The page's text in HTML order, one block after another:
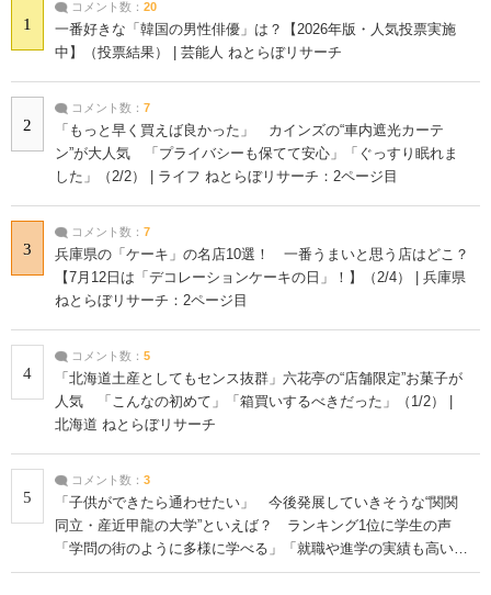
1
コメント数： 20
一番好きな「韓国の男性俳優」は？【2026年版・人気投票実施
中】（投票結果） | 芸能人 ねとらぼリサーチ
2
コメント数： 7
「もっと早く買えば良かった」 カインズの“車内遮光カーテ
ン”が大人気 「プライバシーも保てて安心」「ぐっすり眠れま
した」（2/2） | ライフ ねとらぼリサーチ：2ページ目
3
コメント数： 7
兵庫県の「ケーキ」の名店10選！ 一番うまいと思う店はどこ？
【7月12日は「デコレーションケーキの日」！】（2/4） | 兵庫県
ねとらぼリサーチ：2ページ目
4
コメント数： 5
「北海道土産としてもセンス抜群」六花亭の“店舗限定”お菓子が
人気 「こんなの初めて」「箱買いするべきだった」（1/2） |
北海道 ねとらぼリサーチ
5
コメント数： 3
「子供ができたら通わせたい」 今後発展していきそうな“関関
同立・産近甲龍の大学”といえば？ ランキング1位に学生の声
「学問の街のように多様に学べる」「就職や進学の実績も高い」
| 大学 ねとらぼリサーチ